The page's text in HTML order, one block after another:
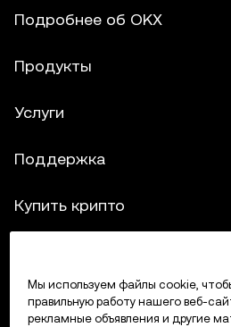
Подробнее об OKX
Продукты
Услуги
Поддержка
Купить крипто
Трейдинг
Мы используем файлы cookie,
правильную работу нашего веб-
рекламные объявления и другие